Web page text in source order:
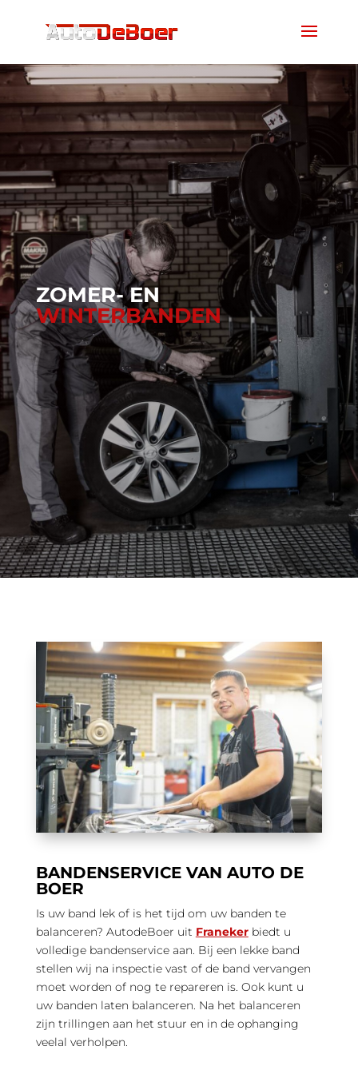
ZOMER- EN
WINTERBANDEN
BANDENSERVICE VAN AUTO DE
BOER
Is uw band lek of is het tijd om uw banden te
balanceren? AutodeBoer uit Franekerbiedt u
volledige bandenservice aan. Bij een lekke band
stellen wij na inspectie vast of de band vervangen
moet worden of nog te repareren is. Ook kunt u
uw banden laten balanceren. Na het balanceren
zijn trillingen aan het stuur en in de ophanging
veelal verholpen.